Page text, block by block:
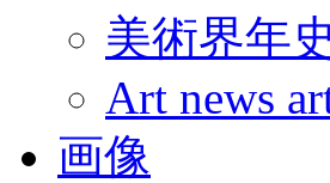
美術界年史
Art news
画像